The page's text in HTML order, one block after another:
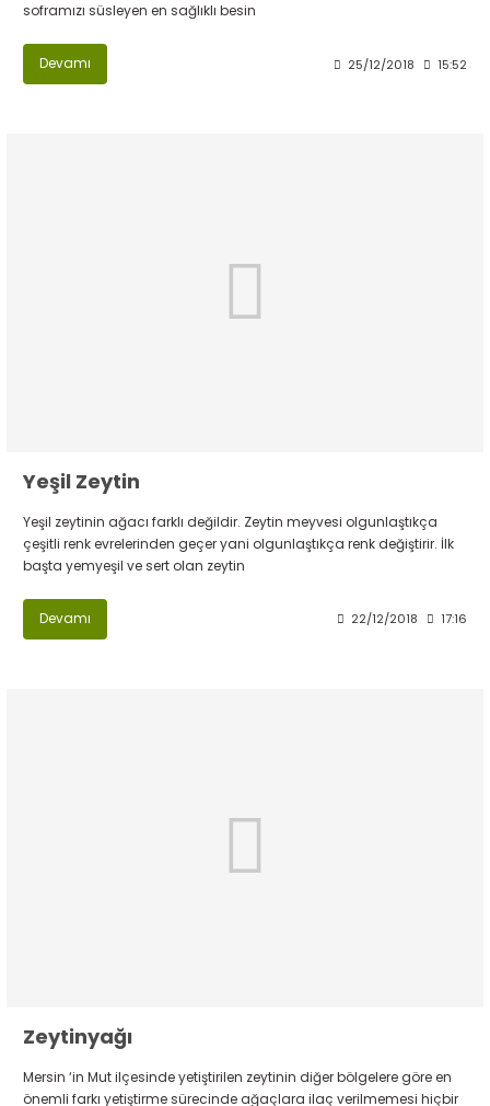
soframızı süsleyen en sağlıklı besin
Devamı 25/12/2018 15:52
Yeşil Zeytin
Yeşil zeytinin ağacı farklı değildir. Zeytin meyvesi olgunlaştıkça
çeşitli renk evrelerinden geçer yani olgunlaştıkça renk değiştirir. İlk
başta yemyeşil ve sert olan zeytin
Devamı 22/12/2018 17:16
Zeytinyağı
Mersin ‘in Mut ilçesinde yetiştirilen zeytinin diğer bölgelere göre en
önemli farkı yetiştirme sürecinde ağaçlara ilaç verilmemesi hiçbir